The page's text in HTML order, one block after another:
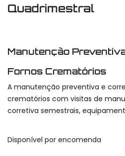
Quadrimestral
Manutenção
Fornos Crematórios
A manutenção preventiva e
crematórios com visitas de
corretiva semestrais,
segurança e eficiência
todo o país.
Disponível por encomenda